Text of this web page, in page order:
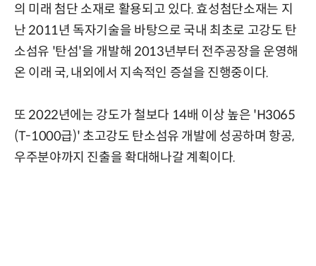
의 미래 첨단 소재로 활용되고 있다. 효성첨단소재는 지
난 2011년 독자기술을 바탕으로 국내 최초로 고강도 탄
소섬유 '탄섬'을 개발해 2013년부터 전주공장을 운영해
온 이래 국, 내외에서 지속적인 증설을 진행중이다.
또 2022년에는 강도가 철보다 14배 이상 높은 'H3065
(T-1000급)' 초고강도 탄소섬유 개발에 성공하며 항공,
우주분야까지 진출을 확대해나갈 계획이다.